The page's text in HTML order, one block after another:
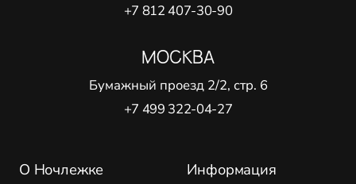
О Ночлежке Информация
+7 812 407-30-90
МОСКВА
Бумажный проезд 2/2, стр. 6
+7 499 322-04-27